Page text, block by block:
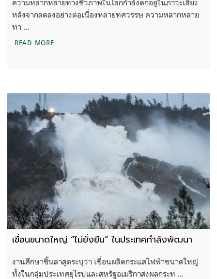
ความหลากหลายทางชีวภาพในโลกกำลังตกอยู่ในภาวะเสี่ยง
หลังจากลดลงอย่างต่อเนื่องหลายทศวรรษ ความหลากหลาย
ทา …
READ MOREการหายไปของความหลากหลายทางชีวภาพ ส่งผลต่อ
เขื่อนขนาดใหญ่ “ไม่ยั่งยืน” ในประเทศกำลังพัฒนา
งานศึกษาชิ้นล่าสุดระบุว่า เขื่อนผลิตกระแสไฟฟ้าขนาดใหญ่
ทั้งในกลุ่มประเทศยุโรปและสหรัฐอเมริกาส่งผลกระท …